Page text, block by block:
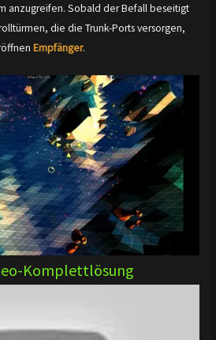
anzugreifen. Sobald der Befall beseitigt
die die Trunk-Ports versorgen,
Empfänger.
Komplettlösung